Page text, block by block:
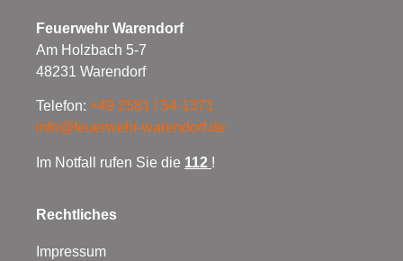
Feuerwehr Warendorf
Am Holzbach 5-7
48231 Warendorf
Telefon: +49 2581 / 54-1371
info@feuerwehr-warendorf.de
Im Notfall rufen Sie die 112 !
Rechtliches
Impressum